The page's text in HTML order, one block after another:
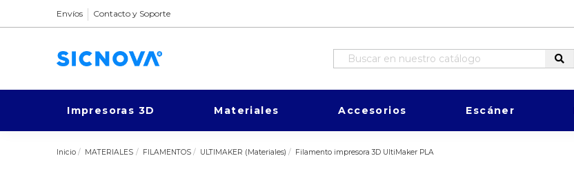
Envíos Contacto y Soporte
Impresoras 3D Materiales Accesorios Escáner
Inicio MATERIALES FILAMENTOS ULTIMAKER (Materiales) Filamento impresora 3D UltiMaker PLA